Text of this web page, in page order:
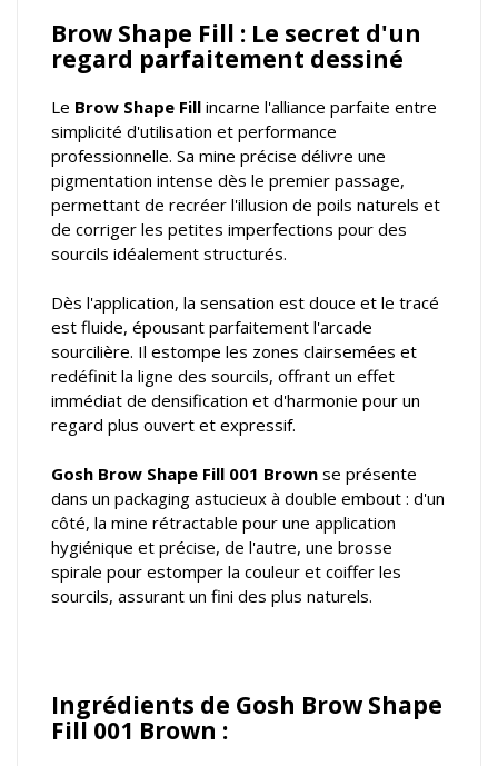
Brow Shape Fill : Le secret d'un
regard parfaitement dessiné
Le Brow Shape Fill incarne l'alliance parfaite entre
simplicité d'utilisation et performance
professionnelle. Sa mine précise délivre une
pigmentation intense dès le premier passage,
permettant de recréer l'illusion de poils naturels et
de corriger les petites imperfections pour des
sourcils idéalement structurés.
Dès l'application, la sensation est douce et le tracé
est fluide, épousant parfaitement l'arcade
sourcilière. Il estompe les zones clairsemées et
redéfinit la ligne des sourcils, offrant un effet
immédiat de densification et d'harmonie pour un
regard plus ouvert et expressif.
Gosh Brow Shape Fill 001 Brown se présente
dans un packaging astucieux à double embout : d'un
côté, la mine rétractable pour une application
hygiénique et précise, de l'autre, une brosse
spirale pour estomper la couleur et coiffer les
sourcils, assurant un fini des plus naturels.
Ingrédients de Gosh Brow Shape
Fill 001 Brown :